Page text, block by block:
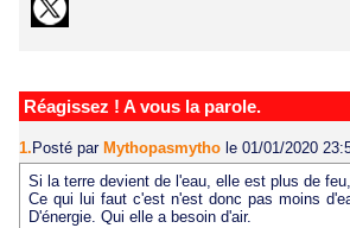
Réagissez ! A vous la parole.
1. Posté par Mythopasmytho le 01/01/2020
Si la terre devient de l'eau, elle est plus de
Ce qui lui faut c'est n'est donc pas moins
D'énergie. Qui elle a besoin d'air.